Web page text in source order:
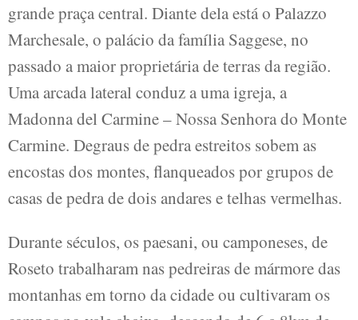
grande praça central. Diante dela está o Palazzo
Marchesale, o palácio da família Saggese, no
passado a maior proprietária de terras da região.
Uma arcada lateral conduz a uma igreja, a
Madonna del Carmine – Nossa Senhora do Monte
Carmine. Degraus de pedra estreitos sobem as
encostas dos montes, flanqueados por grupos de
casas de pedra de dois andares e telhas vermelhas.
Durante séculos, os paesani, ou camponeses, de
Roseto trabalharam nas pedreiras de mármore das
montanhas em torno da cidade ou cultivaram os